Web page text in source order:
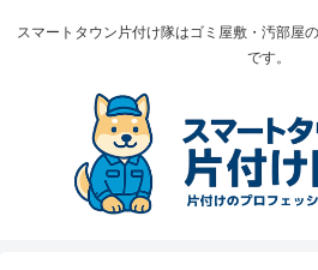
スマートタウン片付け隊はゴミ屋敷・汚部屋
です。